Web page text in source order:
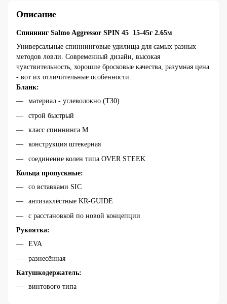
Описание
Спиннинг Salmo Aggressor SPIN 45 15-45г 2.65м
Универсальные спиннинговые удилища для самых разных
методов ловли. Современный дизайн, высокая
чувствительность, хорошие бросковые качества, разумная цена
- вот их отличительные особенности.
Бланк:
материал - углеволокно (TЗ0)
строй быстрый
класс спиннинга M
конструкция штекерная
соединение колен типа OVER STEEK
Кольца пропускные:
со вставками SIC
антизахлёстные KR-GUIDE
с расстановкой по новой концепции
Рукоятка:
EVA
разнесённая
Катушкодержатель:
винтового типа